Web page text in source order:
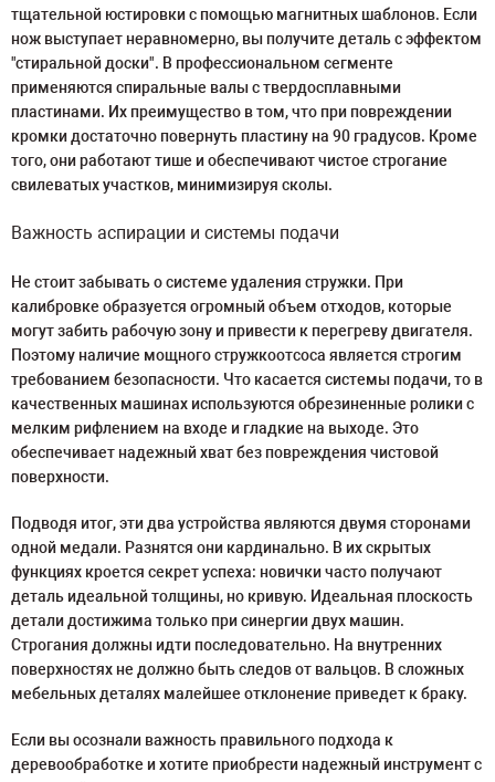
тщательной юстировки с помощью магнитных шаблонов. Если
нож выступает неравномерно, вы получите деталь с эффектом
"стиральной доски". В профессиональном сегменте
применяются спиральные валы с твердосплавными
пластинами. Их преимущество в том, что при повреждении
кромки достаточно повернуть пластину на 90 градусов. Кроме
того, они работают тише и обеспечивают чистое строгание
свилеватых участков, минимизируя сколы.
Важность аспирации и системы подачи
Не стоит забывать о системе удаления стружки. При
калибровке образуется огромный объем отходов, которые
могут забить рабочую зону и привести к перегреву двигателя.
Поэтому наличие мощного стружкоотсоса является строгим
требованием безопасности. Что касается системы подачи, то в
качественных машинах используются обрезиненные ролики с
мелким рифлением на входе и гладкие на выходе. Это
обеспечивает надежный хват без повреждения чистовой
поверхности.
Подводя итог, эти два устройства являются двумя сторонами
одной медали. Разнятся они кардинально. В их скрытых
функциях кроется секрет успеха: новички часто получают
деталь идеальной толщины, но кривую. Идеальная плоскость
детали достижима только при синергии двух машин.
Строгания должны идти последовательно. На внутренних
поверхностях не должно быть следов от вальцов. В сложных
мебельных деталях малейшее отклонение приведет к браку.
Если вы осознали важность правильного подхода к
деревообработке и хотите приобрести надежный инструмент с